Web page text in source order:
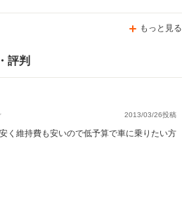
もっと見る
評判
2013/03/26投稿
く維持費も安いので低予算で車に乗りたい方